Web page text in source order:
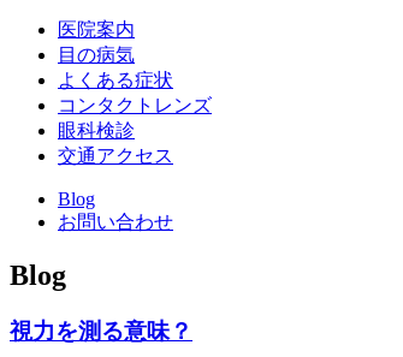
医院案内
目の病気
よくある症状
コンタクトレンズ
眼科検診
交通アクセス
Blog
お問い合わせ
Blog
視力を測る意味？